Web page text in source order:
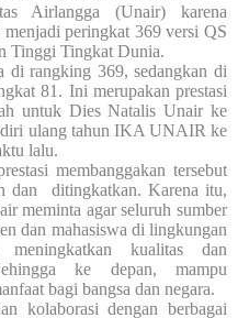
Airlangga (Unair) karena
peringkat 369 versi QS
Tinggi Tingkat Dunia.
rangking 369, sedangkan di
81. Ini merupakan prestasi
untuk Dies Natalis Unair ke
ulang tahun IKA UNAIR ke
lalu.
membanggakan tersebut
dan
ditingkatkan. Karena itu,
meminta agar seluruh sumber
dan mahasiswa di lingkungan
kualitas dan
ke depan, mampu
bagi bangsa dan negara.
kolaborasi dengan berbagai